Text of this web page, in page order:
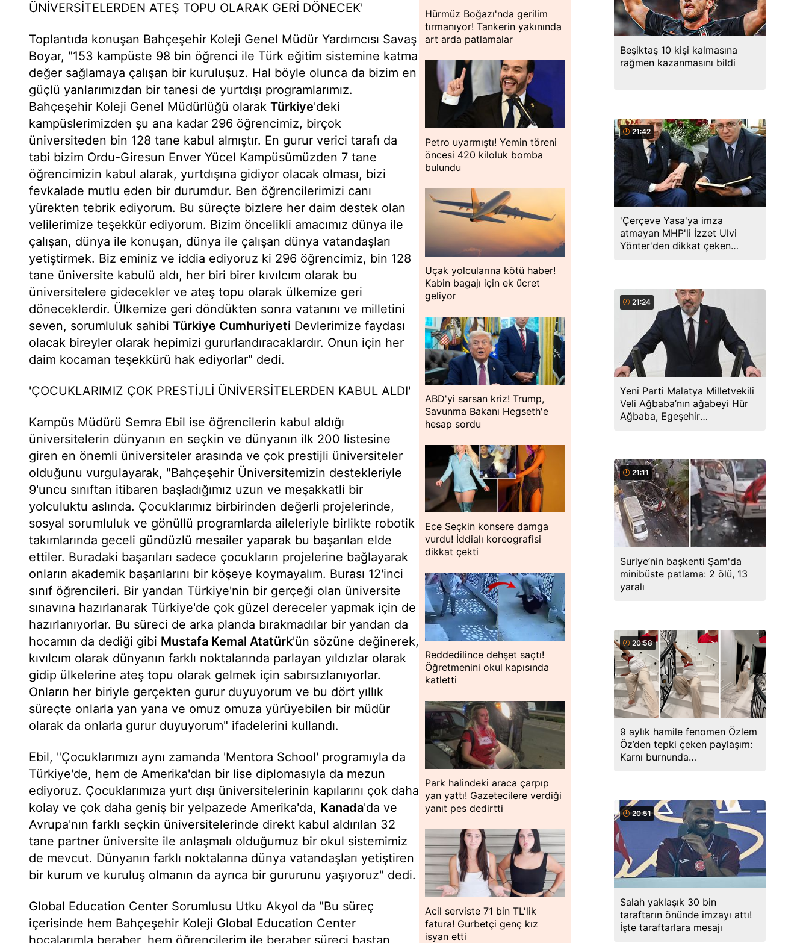
ÜNİVERSİTELERDEN ATEŞ TOPU OLARAK GERİ DÖNECEK'
Toplantıda konuşan Bahçeşehir Koleji Genel Müdür Yardımcısı Savaş
Boyar, "153 kampüste 98 bin öğrenci ile Türk eğitim sistemine katma
değer sağlamaya çalışan bir kuruluşuz. Hal böyle olunca da bizim en
güçlü yanlarımızdan bir tanesi de yurtdışı programlarımız.
Bahçeşehir Koleji Genel Müdürlüğü olarak Türkiye'deki
kampüslerimizden şu ana kadar 296 öğrencimiz, birçok
üniversiteden bin 128 tane kabul almıştır. En gurur verici tarafı da
tabi bizim Ordu-Giresun Enver Yücel Kampüsümüzden 7 tane
öğrencimizin kabul alarak, yurtdışına gidiyor olacak olması, bizi
fevkalade mutlu eden bir durumdur. Ben öğrencilerimizi canı
yürekten tebrik ediyorum. Bu süreçte bizlere her daim destek olan
velilerimize teşekkür ediyorum. Bizim öncelikli amacımız dünya ile
çalışan, dünya ile konuşan, dünya ile çalışan dünya vatandaşları
yetiştirmek. Biz eminiz ve iddia ediyoruz ki 296 öğrencimiz, bin 128
tane üniversite kabulü aldı, her biri birer kıvılcım olarak bu
üniversitelere gidecekler ve ateş topu olarak ülkemize geri
döneceklerdir. Ülkemize geri döndükten sonra vatanını ve milletini
seven, sorumluluk sahibi Türkiye Cumhuriyeti Devlerimize faydası
olacak bireyler olarak hepimizi gururlandıracaklardır. Onun için her
daim kocaman teşekkürü hak ediyorlar" dedi.
'ÇOCUKLARIMIZ ÇOK PRESTİJLİ ÜNİVERSİTELERDEN KABUL ALDI'
Kampüs Müdürü Semra Ebil ise öğrencilerin kabul aldığı
üniversitelerin dünyanın en seçkin ve dünyanın ilk 200 listesine
giren en önemli üniversiteler arasında ve çok prestijli üniversiteler
olduğunu vurgulayarak, "Bahçeşehir Üniversitemizin destekleriyle
9'uncu sınıftan itibaren başladığımız uzun ve meşakkatli bir
yolculuktu aslında. Çocuklarımız birbirinden değerli projelerinde,
sosyal sorumluluk ve gönüllü programlarda aileleriyle birlikte robotik
takımlarında geceli gündüzlü mesailer yaparak bu başarıları elde
ettiler. Buradaki başarıları sadece çocukların projelerine bağlayarak
onların akademik başarılarını bir köşeye koymayalım. Burası 12'inci
sınıf öğrencileri. Bir yandan Türkiye'nin bir gerçeği olan üniversite
sınavına hazırlanarak Türkiye'de çok güzel dereceler yapmak için de
hazırlanıyorlar. Bu süreci de arka planda bırakmadılar bir yandan da
hocamın da dediği gibi Mustafa Kemal Atatürk'ün sözüne değinerek,
kıvılcım olarak dünyanın farklı noktalarında parlayan yıldızlar olarak
gidip ülkelerine ateş topu olarak gelmek için sabırsızlanıyorlar.
Onların her biriyle gerçekten gurur duyuyorum ve bu dört yıllık
süreçte onlarla yan yana ve omuz omuza yürüyebilen bir müdür
olarak da onlarla gurur duyuyorum" ifadelerini kullandı.
Ebil, "Çocuklarımızı aynı zamanda 'Mentora School' programıyla da
Türkiye'de, hem de Amerika'dan bir lise diplomasıyla da mezun
ediyoruz. Çocuklarımıza yurt dışı üniversitelerinin kapılarını çok daha
kolay ve çok daha geniş bir yelpazede Amerika'da, Kanada'da ve
Avrupa'nın farklı seçkin üniversitelerinde direkt kabul aldırılan 32
tane partner üniversite ile anlaşmalı olduğumuz bir okul sistemimiz
de mevcut. Dünyanın farklı noktalarına dünya vatandaşları yetiştiren
bir kurum ve kuruluş olmanın da ayrıca bir gururunu yaşıyoruz" dedi.
Global Education Center Sorumlusu Utku Akyol da "Bu süreç
içerisinde hem Bahçeşehir Koleji Global Education Center
hocalarımla beraber, hem öğrencilerim ile beraber süreci baştan
Hürmüz Boğazı'nda gerilim
tırmanıyor! Tankerin yakınında
art arda patlamalar
Petro uyarmıştı! Yemin töreni
öncesi 420 kiloluk bomba
bulundu
Uçak yolcularına kötü haber!
Kabin bagajı için ek ücret
geliyor
ABD'yi sarsan kriz! Trump,
Savunma Bakanı Hegseth'e
hesap sordu
Ece Seçkin konsere damga
vurdu! İddialı koreografisi
dikkat çekti
Reddedilince dehşet saçtı!
Öğretmenini okul kapısında
katletti
Park halindeki araca çarpıp
yan yattı! Gazetecilere verdiği
yanıt pes dedirtti
Acil serviste 71 bin TL'lik
fatura! Gurbetçi genç kız
isyan etti
Beşiktaş 10 kişi kalmasına
rağmen kazanmasını bildi
21:42
'Çerçeve Yasa'ya imza
atmayan MHP'li İzzet Ulvi
Yönter'den dikkat çeken
21:24
Yeni Parti Malatya Milletvekili
Veli Ağbaba’nın ağabeyi Hür
Ağbaba, Egeşehir
21:11
Suriye’nin başkenti Şam'da
minibüste patlama: 2 ölü, 13
yaralı
20:58
9 aylık hamile fenomen Özlem
Öz’den tepki çeken paylaşım:
Karnı burnunda
20:51
Salah yaklaşık 30 bin
taraftarın önünde imzayı attı!
İşte taraftarlara mesajı